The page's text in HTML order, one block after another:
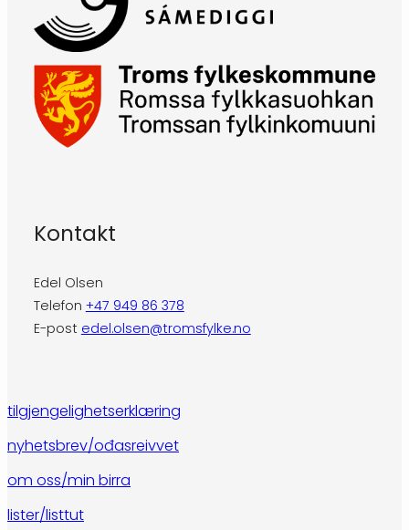
Kontakt
Edel Olsen
Telefon +47 949 86 378
E-post edel.olsen@tromsfylke.no
tilgjengelighetserklæring
nyhetsbrev/ođasreivvet
om oss/min birra
lister/listtut